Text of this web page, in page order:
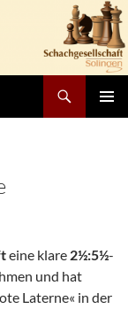
eine klare 2½:5½-
und hat
Laterne« in der